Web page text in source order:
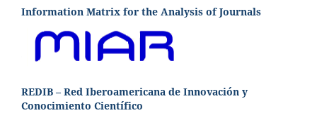
Information Matrix for the Analysis of Journals
REDIB – Red Iberoamericana de Innovación y
Conocimiento Científico